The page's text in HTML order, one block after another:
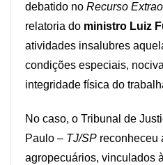
debatido no Recurso
relatoria do ministro Luiz
atividades insalubres
condições especiais,
integridade física do
No caso, o Tribunal de
Paulo – TJ/SP reconheceu
agropecuários, vinculados